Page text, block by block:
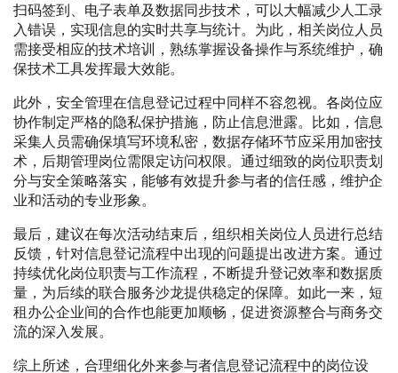
扫码签到、电子表单及数据同步技术，可以大幅减少人工录
入错误，实现信息的实时共享与统计。为此，相关岗位人员
需接受相应的技术培训，熟练掌握设备操作与系统维护，确
保技术工具发挥最大效能。
此外，安全管理在信息登记过程中同样不容忽视。各岗位应
协作制定严格的隐私保护措施，防止信息泄露。比如，信息
采集人员需确保填写环境私密，数据存储环节应采用加密技
术，后期管理岗位需限定访问权限。通过细致的岗位职责划
分与安全策略落实，能够有效提升参与者的信任感，维护企
业和活动的专业形象。
最后，建议在每次活动结束后，组织相关岗位人员进行总结
反馈，针对信息登记流程中出现的问题提出改进方案。通过
持续优化岗位职责与工作流程，不断提升登记效率和数据质
量，为后续的联合服务沙龙提供稳定的保障。如此一来，短
租办公企业间的合作也能更加顺畅，促进资源整合与商务交
流的深入发展。
综上所述，合理细化外来参与者信息登记流程中的岗位设